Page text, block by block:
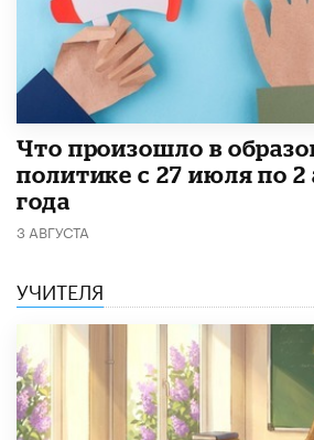
​Что произошло в
политике с 27 июля по 2
года
3 АВГУСТА
УЧИТЕЛЯ